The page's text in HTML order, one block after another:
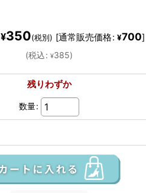
¥350(税別) [通常販売価格: ¥700]
(税込: ¥385)
残りわずか
数量: